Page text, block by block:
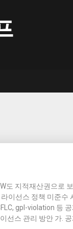
도 지적재산권으로
이선스 정책 미준수
gpl-violation 등
선스 관리 방안 가.